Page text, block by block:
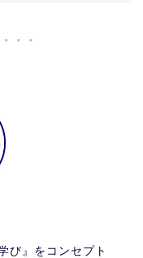
び』をコンセプト